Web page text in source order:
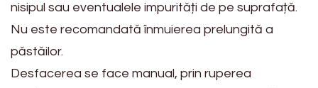
nisipul sau eventualele impurități de pe suprafață.
Nu este recomandată înmuierea prelungită a
păstăilor.
Desfacerea se face manual, prin ruperea